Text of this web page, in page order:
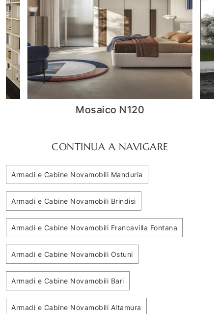
Comp 358
CONTINUA A NAVIGARE
Armadi e Cabine Novamobili Manduria
Armadi e Cabine Novamobili Brindisi
Armadi e Cabine Novamobili Francavilla Fontana
Armadi e Cabine Novamobili Ostuni
Armadi e Cabine Novamobili Bari
Armadi e Cabine Novamobili Altamura